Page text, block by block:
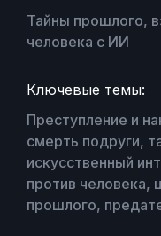
Тайны прошлого,
человека с ИИ
Ключевые темы:
Преступление и
смерть подруги,
искусственный
против человека,
прошлого,